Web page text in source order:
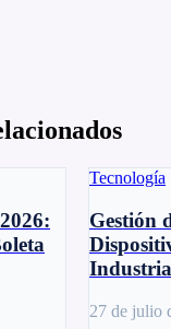
Tecnología
Gestión
27 de julio